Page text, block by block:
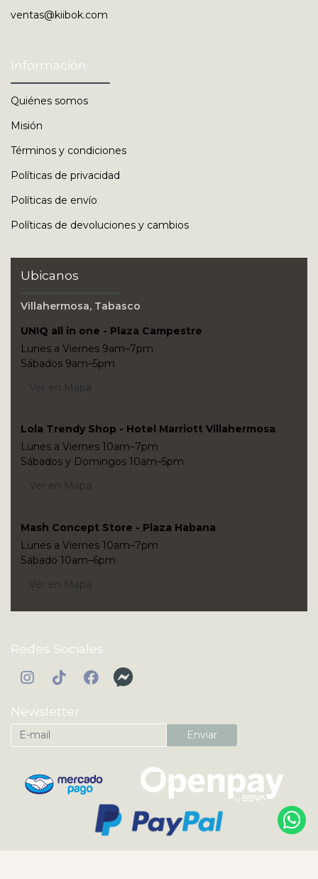
ventas@kiibok.com
Información
Quiénes somos
Misión
Términos y condiciones
Políticas de privacidad
Políticas de envío
Políticas de devoluciones y cambios
Ubicanos
Villahermosa, Tabasco
UNIQ all in one - Plaza Campestre
Lunes a Viernes 9am–7pm
Sábados 9am–5pm
Ver en Mapa
Lola Trendy Shop - Hotel Marriott Villahermosa
Lunes a Viernes 10am–7pm
Sábados y Domingos 10am–5pm
Ver en Mapa
Mash Concept Store - Plaza Habana
Lunes a Viernes 10am–7pm
Sábado 10am–6pm
Ver en Mapa
Redes Sociales
Newsletter
Enviar